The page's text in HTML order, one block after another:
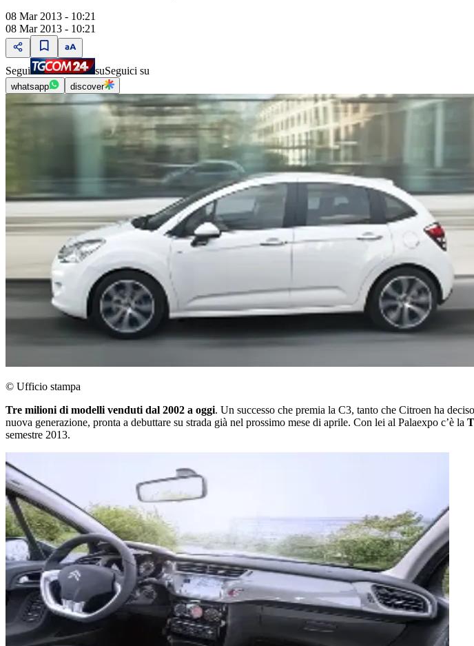
08 Mar 2013 - 10:21
08 Mar 2013 - 10:21
Segui suSeguici su
whatsapp discover
© Ufficio stampa
Tre milioni di modelli venduti dal 2002 a oggi. Un successo che premia la C3, tanto che Citroen ha
nuova generazione, pronta a debuttare su strada già nel prossimo mese di aprile. Con lei al Palaexpo c’è la
semestre 2013.